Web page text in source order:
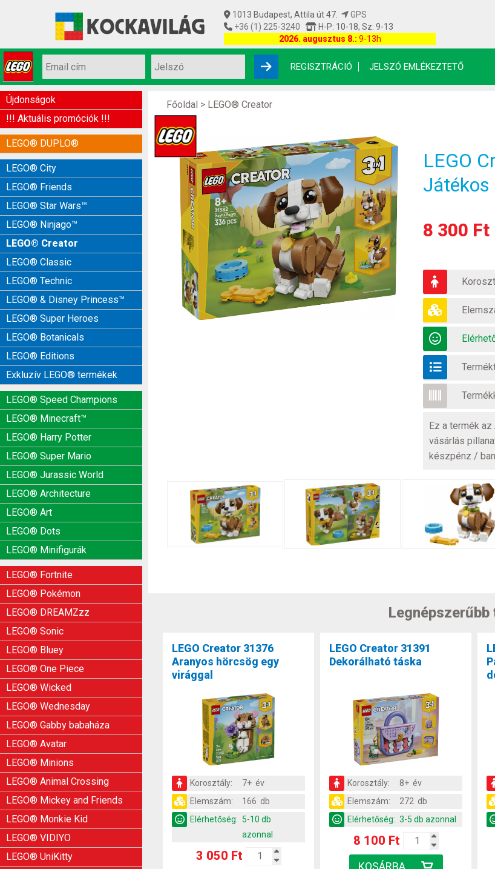
1013 Budapest, Attila út 47.
GPS
+36 (1) 225-3240
H-P: 10-18, Sz: 9-13
Utolsó készletfrissítés: 2026.08.07 18:00:08
2026. augusztus 8.: 9-13h
REGISZTRÁCIÓ JELSZÓ EMLÉKEZTETŐ
Újdonságok
!!! Aktuális promóciók !!!
LEGO® DUPLO®
LEGO® City
LEGO® Friends
LEGO® Star Wars™
LEGO® Ninjago™
LEGO® Creator
LEGO® Classic
LEGO® Technic
LEGO® & Disney Princess™
LEGO® Super Heroes
LEGO® Botanicals
LEGO® Editions
Exkluzív LEGO® termékek
LEGO® Speed Champions
LEGO® Minecraft™
LEGO® Harry Potter
LEGO® Super Mario
LEGO® Jurassic World
LEGO® Architecture
LEGO® Art
LEGO® Dots
LEGO® Minifigurák
LEGO® Fortnite
LEGO® Pokémon
LEGO® DREAMZzz
LEGO® Sonic
LEGO® Bluey
LEGO® One Piece
LEGO® Wicked
LEGO® Wednesday
LEGO® Gabby babaháza
LEGO® Avatar
LEGO® Minions
LEGO® Animal Crossing
LEGO® Mickey and Friends
LEGO® Monkie Kid
LEGO® VIDIYO
LEGO® UniKitty
Főoldal > LEGO® Creator
LEGO
Játékos
8 300 Ft
Ez a termék
vásárlás
készpénz /
LEGO Creator 31376
Aranyos hörcsög egy
virággal
Korosztály:
7+ év
Elemszám:
166 db
Elérhetőség: 5-10 db
azonnal
3 050 Ft
LEGO Creator 31391
Dekorálható táska
Korosztály:
8+ év
Elemszám:
272 db
Elérhetőség: 3-5 db azonnal
8 100 Ft